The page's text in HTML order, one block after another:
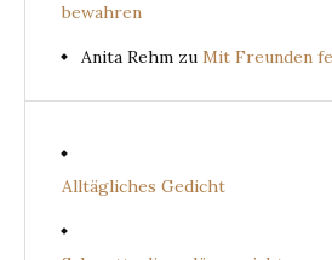
bewahren
Anita Rehm zu Mit Freunden
Alltägliches Gedicht